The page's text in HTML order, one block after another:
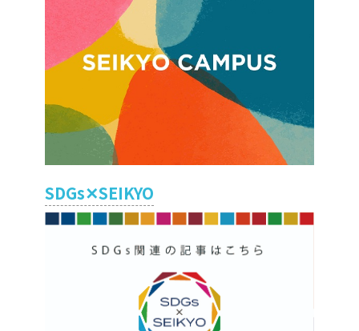
SDGs✕SEIKYO